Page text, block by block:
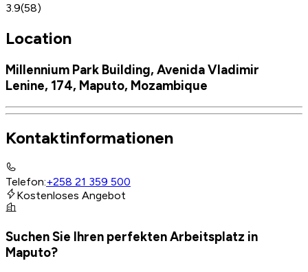
3.9(58)
Location
Millennium Park Building, Avenida Vladimir
Lenine, 174, Maputo, Mozambique
Kontaktinformationen
Telefon:+258 21 359 500
Kostenloses Angebot
Suchen Sie Ihren perfekten Arbeitsplatz in
Maputo?